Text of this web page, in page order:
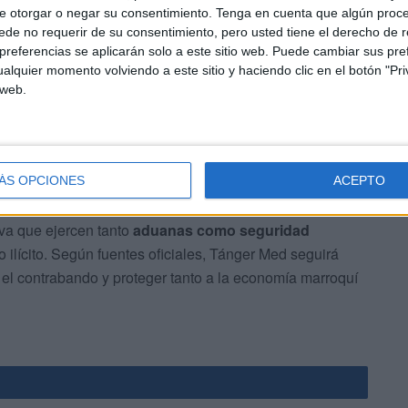
otorgar o negar su consentimiento. Tenga en cuenta que algún
no requerir de su consentimiento, pero usted tiene el derecho de
se aplicarán solo a este sitio web. Puede cambiar sus
momento volviendo a este sitio y haciendo clic en el botón
OPCIONES ACEPTO
adoptadas en elpuerto de Tánger Med
que ejercen tanto aduanas como seguridad
ilícito. Según fuentes oficiales, Tánger Med seguirá
contrabando y proteger tanto a la economía marroquí